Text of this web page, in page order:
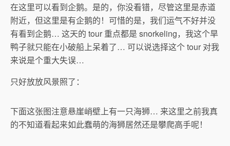
在这里可以看到企鹅。是的，你没看错，尽管这里是赤道
附近，但这里是有企鹅的！可惜的是，我们运气不好并没
有看到企鹅… 这天的 tour 重点都是 snorkeling，我这个旱
鸭子就只能在小破船上呆着了… 可以说选择这个 tour 对我
来说是个重大失误…
只好放放风景照了：
下面这张图注意悬崖峭壁上有一只海狮… 来这里之前我真
的不知道看起来如此蠢萌的海狮居然还是攀爬高手呢！